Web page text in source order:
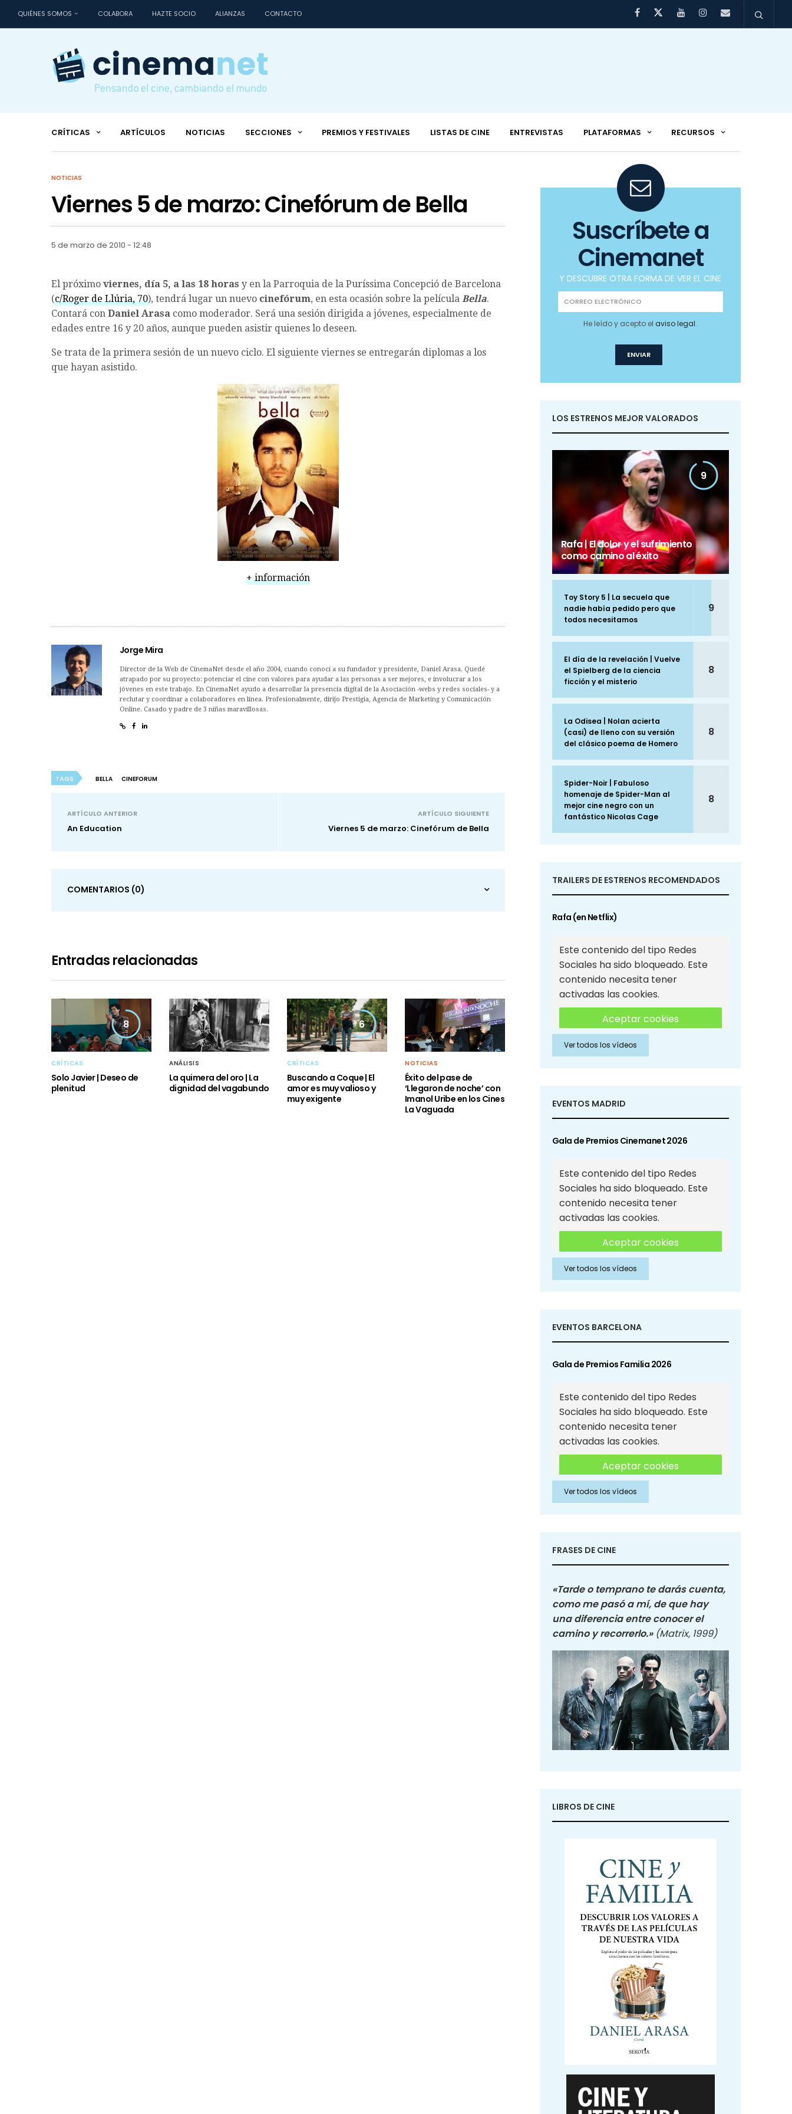
QUIÉNES SOMOS COLABORA HAZTE SOCIO ALIANZAS CONTACTO
CRÍTICAS ARTÍCULOS NOTICIAS SECCIONES PREMIOS Y FESTIVALES LISTAS DE CINE ENTREVISTAS PLATAFORMAS RECURSOS
NOTICIAS
Viernes 5 de marzo: Cinefórum de Bella
5 de marzo de 2010 - 12:48
El próximo viernes, día 5, a las 18 horas y en la Parroquia de la Puríssima Concepció de Barcelona
(c/Roger de Llúria, 70), tendrá lugar un nuevo cinefórum, en esta ocasión sobre la película Bella.
Contará con Daniel Arasa como moderador. Será una sesión dirigida a jóvenes, especialmente de
edades entre 16 y 20 años, aunque pueden asistir quienes lo deseen.
Se trata de la primera sesión de un nuevo ciclo. El siguiente viernes se entregarán diplomas a los
que hayan asistido.
+ información
Jorge Mira
Director de la Web de CinemaNet desde el año 2004, cuando conocí a su fundador y presidente, Daniel Arasa. Quedé
atrapado por su proyecto: potenciar el cine con valores para ayudar a las personas a ser mejores, e involucrar a los
jóvenes en este trabajo. En CinemaNet ayudo a desarrollar la presencia digital de la Asociación -webs y redes sociales- y a
reclutar y coordinar a colaboradores en línea. Profesionalmente, dirijo Prestigia, Agencia de Marketing y Comunicación
Online. Casado y padre de 3 niñas maravillosas.
TAGS BELLA CINEFORUM
ARTÍCULO ANTERIOR
An Education
ARTÍCULO SIGUIENTE
Viernes 5 de marzo: Cinefórum de Bella
COMENTARIOS (0)
Entradas relacionadas
8
CRÍTICAS
Solo Javier | Deseo de
plenitud
ANÁLISIS
La quimera del oro | La
dignidad del vagabundo
6
CRÍTICAS
Buscando a Coque | El
amor es muy valioso y
muy exigente
NOTICIAS
Éxito del pase de
‘Llegaron de noche’ con
Imanol Uribe en los Cines
La Vaguada
Suscríbete a
Cinemanet
Y DESCUBRE OTRA FORMA DE VER EL CINE
He leído y acepto elaviso legal.
LOS ESTRENOS MEJOR VALORADOS
9
Rafa | El dolor y el sufrimiento
como camino al éxito
Toy Story 5 | La secuela que
nadie había pedido pero que
todos necesitamos
9
El día de la revelación | Vuelve
el Spielberg de la ciencia
ficción y el misterio
8
La Odisea | Nolan acierta
(casi) de lleno con su versión
del clásico poema de Homero
8
Spider-Noir | Fabuloso
homenaje de Spider-Man al
mejor cine negro con un
fantástico Nicolas Cage
8
TRAILERS DE ESTRENOS RECOMENDADOS
Rafa (en Netflix)
Este contenido del tipo Redes
Sociales ha sido bloqueado. Este
contenido necesita tener
activadas las cookies.
Aceptar cookies
Aceptar cookies de Redes
Sociales
Ver todos los vídeos
EVENTOS MADRID
Gala de Premios Cinemanet 2026
Este contenido del tipo Redes
Sociales ha sido bloqueado. Este
contenido necesita tener
activadas las cookies.
Aceptar cookies
Aceptar cookies de Redes
Sociales
Ver todos los vídeos
EVENTOS BARCELONA
Gala de Premios Familia 2026
Este contenido del tipo Redes
Sociales ha sido bloqueado. Este
contenido necesita tener
activadas las cookies.
Aceptar cookies
Aceptar cookies de Redes
Sociales
Ver todos los vídeos
FRASES DE CINE
«Tarde o temprano te darás cuenta,
como me pasó a mí, de que hay
una diferencia entre conocer el
camino y recorrerlo.» (Matrix, 1999)
LIBROS DE CINE